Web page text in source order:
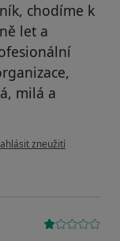
chodíme k
let a
milá a
názoru uživatele Váš
zneužití